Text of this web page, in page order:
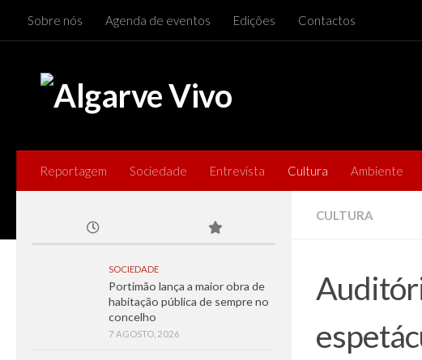
Skip to content
Sobre nós Agenda de eventos Edições Contactos
Reportagem Sociedade Entrevista Cultura Ambiente
CULTURA
SOCIEDADE
Portimão lança a maior obra de
habitação pública de sempre no
concelho
7 AGOSTO, 2026